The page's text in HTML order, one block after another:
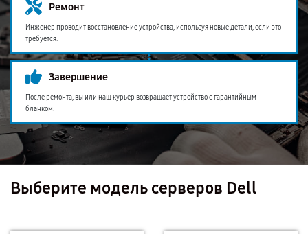
Ремонт
Инженер проводит восстановление устройства, используя новые детали, если это
требуется.
Завершение
После ремонта, вы или наш курьер возвращает устройство с гарантийным
бланком.
Выберите модель серверов Dell